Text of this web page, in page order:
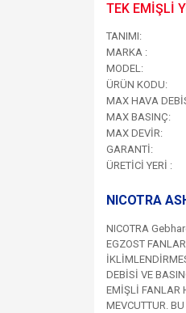
TEK EMİŞLİ
TANIMI:
MARKA :
MODEL:
ÜRÜN KODU:
MAX HAVA
MAX BASINÇ:
MAX DEVİR:
GARANTİ:
ÜRETİCİ YERİ :
NICOTRA
NICOTRA
EGZOST
DEBİSİ VE
EMİŞLİ FANLAR
MEVCUTTUR.